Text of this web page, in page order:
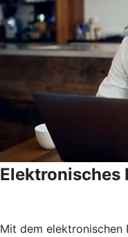
Elektronisches
Mit dem elektronischen